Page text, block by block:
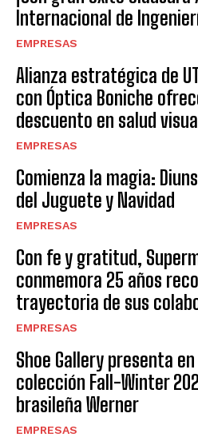
Internacional de
EMPRESAS
Alianza estratégica de
con Óptica Boniche
descuento en salud visual
EMPRESAS
Comienza la magia:
del Juguete y Navidad
EMPRESAS
Con fe y gratitud,
conmemora 25 años
trayectoria de sus
EMPRESAS
Shoe Gallery presenta
colección Fall-Winter
brasileña Werner
EMPRESAS